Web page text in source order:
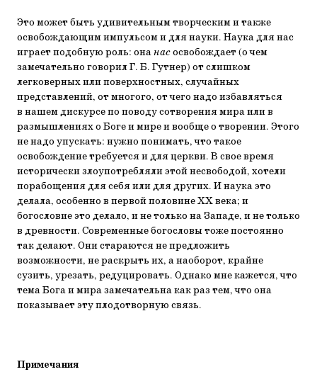
Это может быть удивительным творческим и также
освобождающим импульсом и для науки. Наука для нас
играет подобную роль: онанасосвобождает (о чем
замечательно говорил Г. Б. Гутнер) от слишком
легковерных или поверхностных, случайных
представлений, от многого, от чего надо избавляться
в нашем дискурсе по поводу сотворения мира или в
размышлениях о Боге и мире и вообще о творении. Этого
не надо упускать: нужно понимать, что такое
освобождение требуется и для церкви. В свое время
исторически злоупотребляли этой несвободой, хотели
порабощения для себя или для других. И наука это
делала, особенно в первой половине ХХ века; и
богословие это делало, и не только на Западе, и не только
в древности. Современные богословы тоже постоянно
так делают. Они стараются не предложить
возможности, не раскрыть их, а наоборот, крайне
сузить, урезать, редуцировать. Однако мне кажется, что
тема Бога и мира замечательна как раз тем, что она
показывает эту плодотворную связь.
Примечания